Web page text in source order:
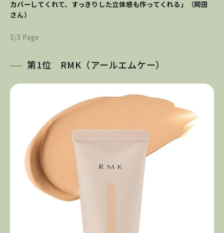
カバーしてくれて、すっきりした立体感も作ってくれる」（岡田
さん）
3/3 Page
第1位 RMK（アールエムケー）